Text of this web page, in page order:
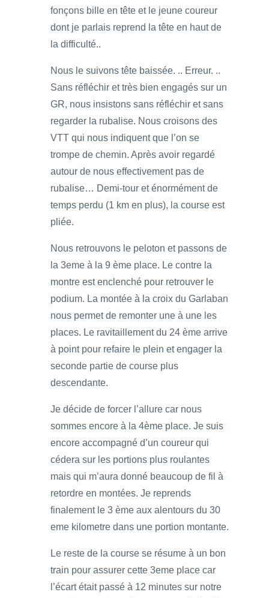
fonçons bille en tête et le jeune coureur
dont je parlais reprend la tête en haut de
la difficulté..
Nous le suivons tête baissée. .. Erreur. ..
Sans réfléchir et très bien engagés sur un
GR, nous insistons sans réfléchir et sans
regarder la rubalise. Nous croisons des
VTT qui nous indiquent que l’on se
trompe de chemin. Après avoir regardé
autour de nous effectivement pas de
rubalise… Demi-tour et énormément de
temps perdu (1 km en plus), la course est
pliée.
Nous retrouvons le peloton et passons de
la 3eme à la 9 ème place. Le contre la
montre est enclenché pour retrouver le
podium. La montée à la croix du Garlaban
nous permet de remonter une à une les
places. Le ravitaillement du 24 ème arrive
à point pour refaire le plein et engager la
seconde partie de course plus
descendante.
Je décide de forcer l’allure car nous
sommes encore à la 4ème place. Je suis
encore accompagné d’un coureur qui
cédera sur les portions plus roulantes
mais qui m’aura donné beaucoup de fil à
retordre en montées. Je reprends
finalement le 3 ème aux alentours du 30
eme kilometre dans une portion montante.
Le reste de la course se résume à un bon
train pour assurer cette 3eme place car
l’écart était passé à 12 minutes sur notre